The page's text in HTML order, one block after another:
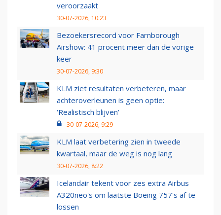
veroorzaakt
30-07-2026, 10:23
Bezoekersrecord voor Farnborough
Airshow: 41 procent meer dan de vorige
keer
30-07-2026, 9:30
KLM ziet resultaten verbeteren, maar
achteroverleunen is geen optie:
‘Realistisch blijven’
30-07-2026, 9:29
KLM laat verbetering zien in tweede
kwartaal, maar de weg is nog lang
30-07-2026, 8:22
Icelandair tekent voor zes extra Airbus
A320neo's om laatste Boeing 757's af te
lossen